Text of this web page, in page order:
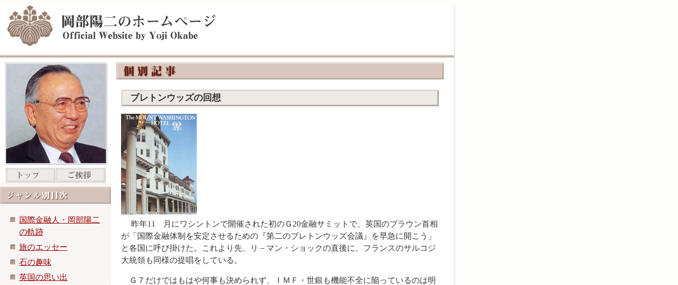
国際金融人・岡部陽二
の軌跡
旅のエッセー
石の趣味
英国の思い出
ブレトンウッズの回想
昨年11 月にワシントンで開催された初のＧ20金融サミットで、英国のブラウン首相
が「国際金融体制を安定させるための『第二のブレトンウッズ会議』を早急に開こう」
と各国に呼び掛けた。これより先、リ－マン・ショックの直後に、フランスのサルコジ
大統領も同様の提唱をしている。
Ｇ７だけではもはや何事も決められず、ＩＭＦ・世銀も機能不全に陥っているのは明